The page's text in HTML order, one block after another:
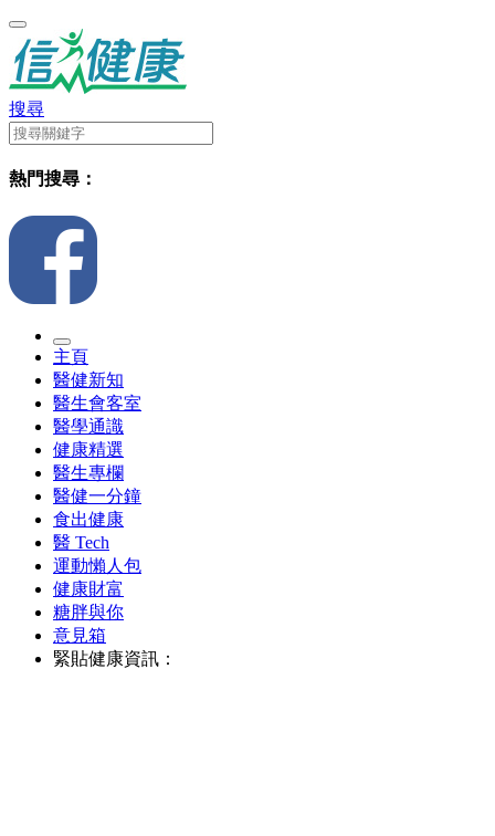
搜尋
熱門搜尋：
主頁
醫健新知
醫生會客室
醫學通識
健康精選
醫生專欄
醫健一分鐘
食出健康
醫 Tech
運動懶人包
健康財富
糖胖與你
意見箱
緊貼健康資訊：